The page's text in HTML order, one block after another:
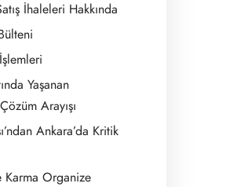
İhaleleri Hakkında
Yaşanan
Arayışı
Ankara’da Kritik
Karma Organize